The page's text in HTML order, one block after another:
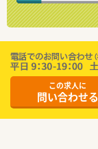
この求人に
問い合わせる